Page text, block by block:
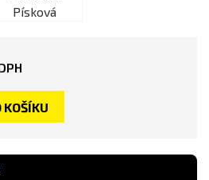
Písková
KOŠÍKU